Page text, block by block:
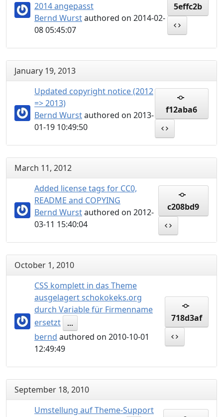
2014 angepasst
Bernd Wurstauthored on 2014-02-
08 05:45:07
5effc2b
January 19, 2013
Updated copyright notice (2012
=> 2013)
Bernd Wurstauthored on 2013-
01-19 10:49:50
f12aba6
March 11, 2012
Added license tags for CC0,
README and COPYING
Bernd Wurstauthored on 2012-
03-11 15:40:04
c208bd9
October 1, 2010
CSS komplett in das Theme
ausgelagert schokokeks.org
durch Variable für Firmenname
ersetzt
...
bernd authored on 2010-10-01
12:49:49
718d3af
September 18, 2010
Umstellung auf Theme-Support